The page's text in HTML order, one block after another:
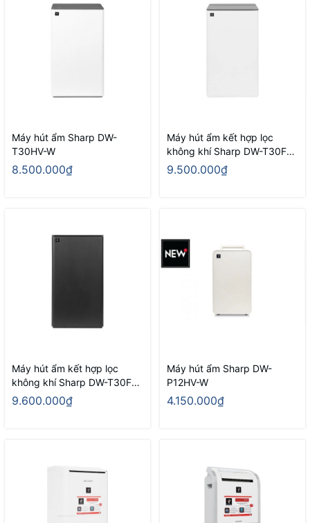
Máy hút ẩm Sharp DW-
T30HV-W
8.500.000₫
Máy hút ẩm kết hợp lọc
không khí Sharp DW-T30FV-
W
9.500.000₫
Máy hút ẩm kết hợp lọc
không khí Sharp DW-T30FV-
H
9.600.000₫
Máy hút ẩm Sharp DW-
P12HV-W
4.150.000₫